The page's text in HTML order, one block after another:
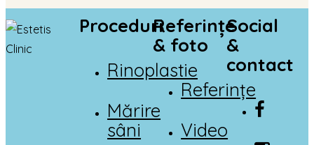
Proceduri
Rinoplastie
Mărire
sâni
Referințe
& foto
Referințe
Video
Social
&
contact